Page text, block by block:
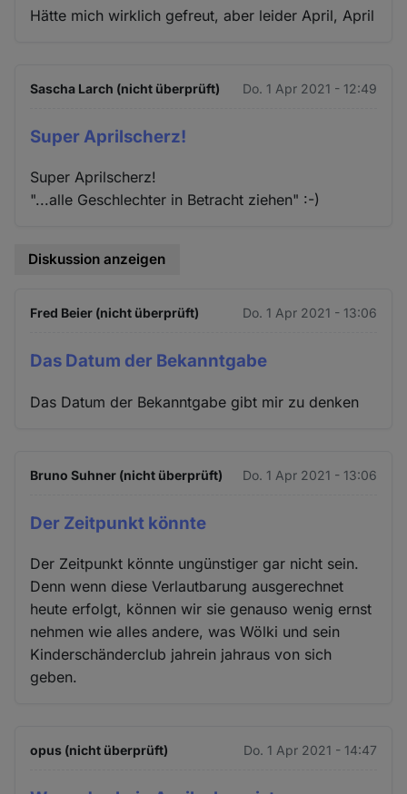
Hätte mich wirklich gefreut, aber leider April, April
Sascha Larch (nicht überprüft) Do. 1 Apr 2021 - 12:49
Super Aprilscherz!
Super Aprilscherz!
"...alle Geschlechter in Betracht ziehen" :-)
Diskussion anzeigen
Fred Beier (nicht überprüft) Do. 1 Apr 2021 - 13:06
Das Datum der Bekanntgabe
Das Datum der Bekanntgabe gibt mir zu denken
Bruno Suhner (nicht überprüft) Do. 1 Apr 2021 - 13:06
Der Zeitpunkt könnte
Der Zeitpunkt könnte ungünstiger gar nicht sein.
Denn wenn diese Verlautbarung ausgerechnet
heute erfolgt, können wir sie genauso wenig ernst
nehmen wie alles andere, was Wölki und sein
Kinderschänderclub jahrein jahraus von sich
geben.
opus (nicht überprüft) Do. 1 Apr 2021 - 14:47